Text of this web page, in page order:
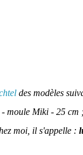
des modèles
moule Miki - 25 cm
moi, il s'appelle :